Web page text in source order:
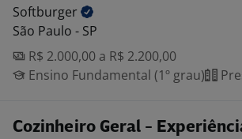
Softburger
São Paulo - SP
R$ 2.000,00 a R$ 2.200,00
Ensino Fundamental (1º grau)
Cozinheiro Geral -